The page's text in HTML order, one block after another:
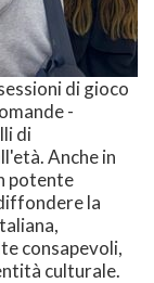
di gioco
-
di
Anche in
potente
la
consapevoli,
culturale.